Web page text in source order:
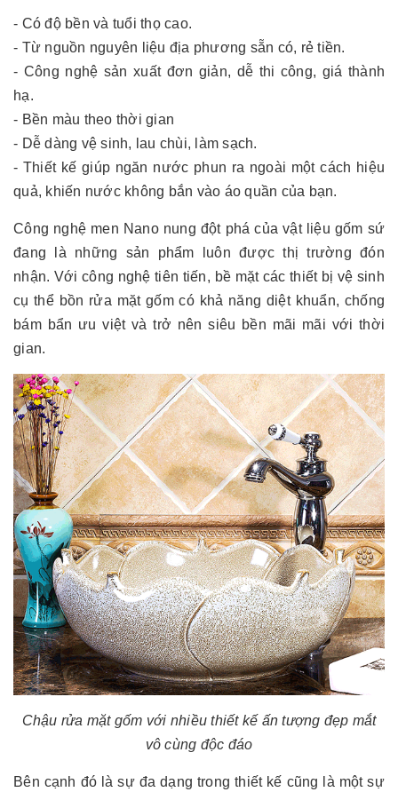
- Có độ bền và tuổi thọ cao.
- Từ nguồn nguyên liệu địa phương sẵn có, rẻ tiền.
- Công nghệ sản xuất đơn giản, dễ thi công, giá thành
hạ.
- Bền màu theo thời gian
- Dễ dàng vệ sinh, lau chùi, làm sạch.
- Thiết kế giúp ngăn nước phun ra ngoài một cách hiệu
quả, khiến nước không bắn vào áo quần của bạn.
Công nghệ men Nano nung đột phá của vật liệu gốm sứ
đang là những sản phẩm luôn được thị trường đón
nhận. Với công nghệ tiên tiến, bề mặt các thiết bị vệ sinh
cụ thể bồn rửa mặt gốm có khả năng diệt khuẩn, chống
bám bẩn ưu việt và trở nên siêu bền mãi mãi với thời
gian.
Chậu rửa mặt gốm với nhiều thiết kế ấn tượng đẹp mắt
vô cùng độc đáo
Bên cạnh đó là sự đa dạng trong thiết kế cũng là một sự